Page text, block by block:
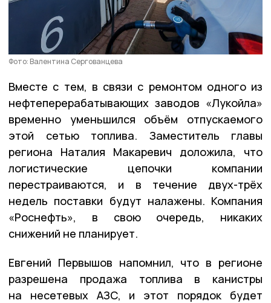
Фото: Валентина Сергованцева
Вместе с тем, в связи с ремонтом одного из
нефтеперерабатывающих заводов «Лукойла»
временно уменьшился объём отпускаемого
этой сетью топлива. Заместитель главы
региона Наталия Макаревич доложила, что
логистические цепочки компании
перестраиваются, и в течение двух-трёх
недель поставки будут налажены. Компания
«Роснефть», в свою очередь, никаких
снижений не планирует.
Евгений Первышов напомнил, что в регионе
разрешена продажа топлива в канистры
на несетевых АЗС, и этот порядок будет